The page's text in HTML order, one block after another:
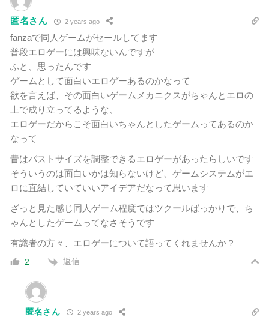
匿名さん 2 years ago
fanzaで同人ゲームがセールしてます
普段エロゲーには興味ないんですが
ふと、思ったんです
ゲームとして面白いエロゲーあるのかなって
欲を言えば、その面白いゲームメカニクスがちゃんとエロの
上で成り立ってるような、
エロゲーだからこそ面白いちゃんとしたゲームってあるのか
なって
昔はバストサイズを調整できるエロゲーがあったらしいです
そういうのは面白いかは知らないけど、ゲームシステムがエ
ロに直結していていいアイデアだなって思います
ざっと見た感じ同人ゲーム程度ではツクールばっかりで、ち
ゃんとしたゲームってなさそうです
有識者の方々、エロゲーについて語ってくれませんか？
2 返信
匿名さん 2 years ago